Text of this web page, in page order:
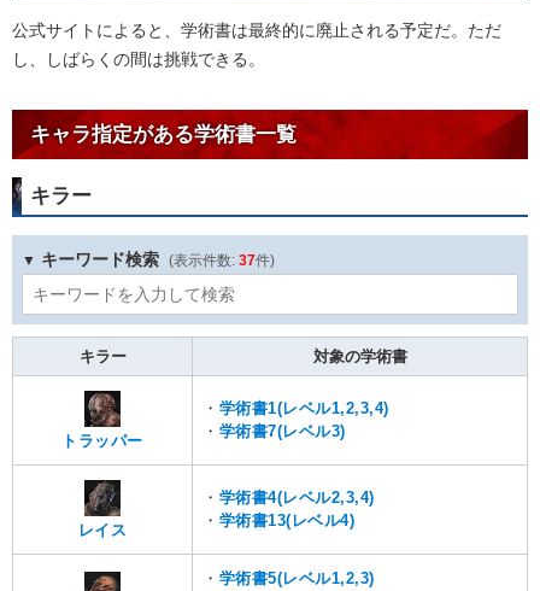
公式サイトによると、学術書は最終的に廃止される予定だ。ただ
し、しばらくの間は挑戦できる。
キャラ指定がある学術書一覧
キラー
キーワード検索 37
キラー 対象の学術書
トラッパー
・ 学術書1(レベル1,2,3,4)
・ 学術書7(レベル3)
レイス
・ 学術書4(レベル2,3,4)
・ 学術書13(レベル4)
・ 学術書5(レベル1,2,3)